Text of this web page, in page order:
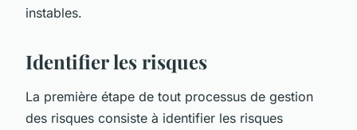
instables.
Identifier les risques
La première étape de tout processus de gestion
des risques consiste à identifier les risques